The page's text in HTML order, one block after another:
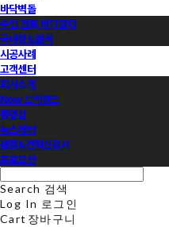
바닥벽돌
수입 점토 바닥블럭
국내점토블록
시공사례
고객센터
회사소개
Now 브릭랜드
동영상
뉴스레터
샘플&견적신청서
프로모션
Search 검색
Log In 로그인
Cart 장바구니